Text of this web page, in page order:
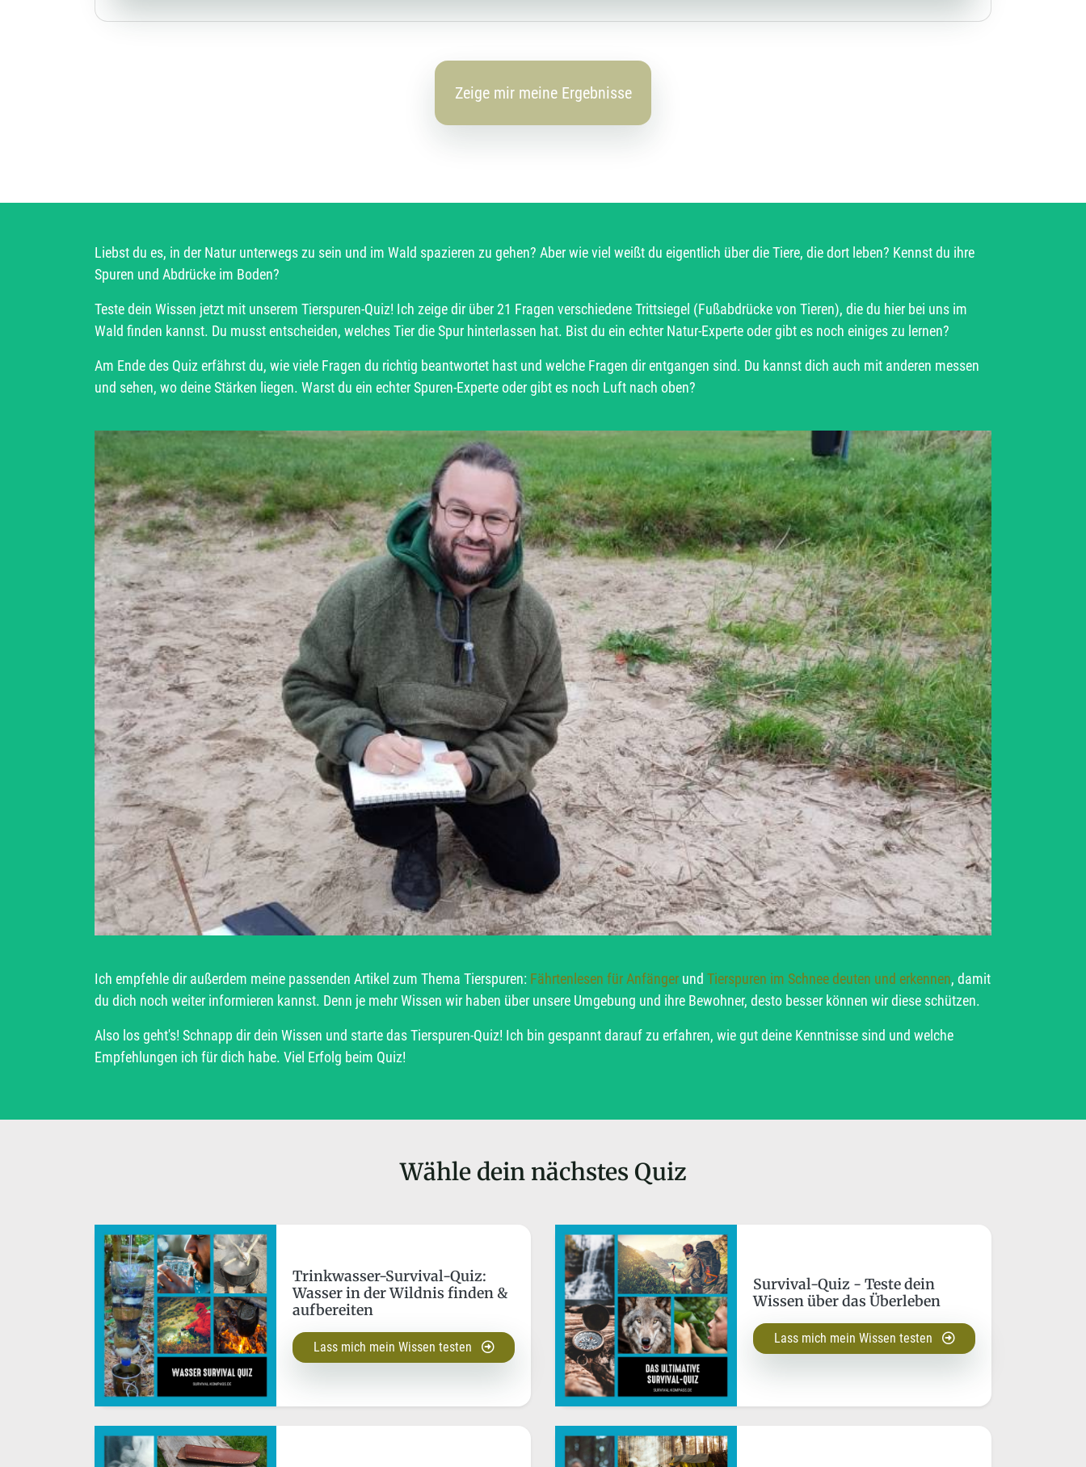
Zeige mir meine Ergebnisse
Liebst du es, in der Natur unterwegs zu sein und im Wald spazieren zu gehen? Aber wie viel weißt du eigentlich über die Tiere, die dort leben? Kennst du ihre
Spuren und Abdrücke im Boden?
Teste dein Wissen jetzt mit unserem Tierspuren-Quiz! Ich zeige dir über 21 Fragen verschiedene Trittsiegel (Fußabdrücke von Tieren), die du hier bei uns im
Wald finden kannst. Du musst entscheiden, welches Tier die Spur hinterlassen hat. Bist du ein echter Natur-Experte oder gibt es noch einiges zu lernen?
Am Ende des Quiz erfährst du, wie viele Fragen du richtig beantwortet hast und welche Fragen dir entgangen sind. Du kannst dich auch mit anderen messen
und sehen, wo deine Stärken liegen. Warst du ein echter Spuren-Experte oder gibt es noch Luft nach oben?
Ich empfehle dir außerdem meine passenden Artikel zum Thema Tierspuren: Fährtenlesen für Anfänger und Tierspuren im Schnee deuten und erkennen, damit
du dich noch weiter informieren kannst. Denn je mehr Wissen wir haben über unsere Umgebung und ihre Bewohner, desto besser können wir diese schützen.
Also los geht's! Schnapp dir dein Wissen und starte das Tierspuren-Quiz! Ich bin gespannt darauf zu erfahren, wie gut deine Kenntnisse sind und welche
Empfehlungen ich für dich habe. Viel Erfolg beim Quiz!
Wähle dein nächstes Quiz
Trinkwasser-Survival-Quiz:
Wasser in der Wildnis finden &
aufbereiten
Lass mich mein Wissen testen
Survival-Quiz - Teste dein
Wissen über das Überleben
Lass mich mein Wissen testen